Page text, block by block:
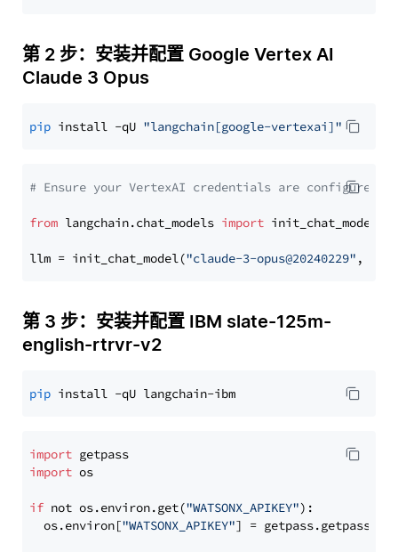
第 2 步：安装并配置 Google Vertex AI
Claude 3 Opus
pip install -qU "langchain[google-vertexai]"
# Ensure your VertexAI credentials are configured
from langchain.chat_models import init_chat_model
llm = init_chat_model("claude-3-opus@20240229" ,
第 3 步：安装并配置 IBM slate-125m-
english-rtrvr-v2
pip
import
import os
if not os.environ.get("WATSONX_APIKEY"):
  os.environ[
"WATSONX_APIKEY"] = getpass.getpass(